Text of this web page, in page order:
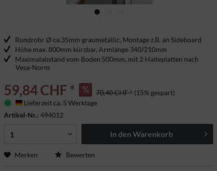
Rundrohr Ø ca.35mm graumetallic, Montage z.B. an Sideboard
Höhe max. 800mm kürzbar, Armlänge 340/210mm
Maximalabstand vom Boden 500mm, mit 2 Halteplatten nach
Vesa-Norm
59,84 CHF * 70,40 CHF * (15% gespart)
Deutschland
Lieferzeit ca. 5 Werktage
Artikel-Nr.: 494012
In den Warenkorb
Merken Bewerten